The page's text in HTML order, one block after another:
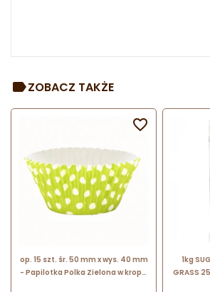
ZOBACZ TAKŻE
op. 15 szt. śr. 50 mm x wys. 40 mm
- Papilotka Polka Zielona w kropki

1kg
GRASS